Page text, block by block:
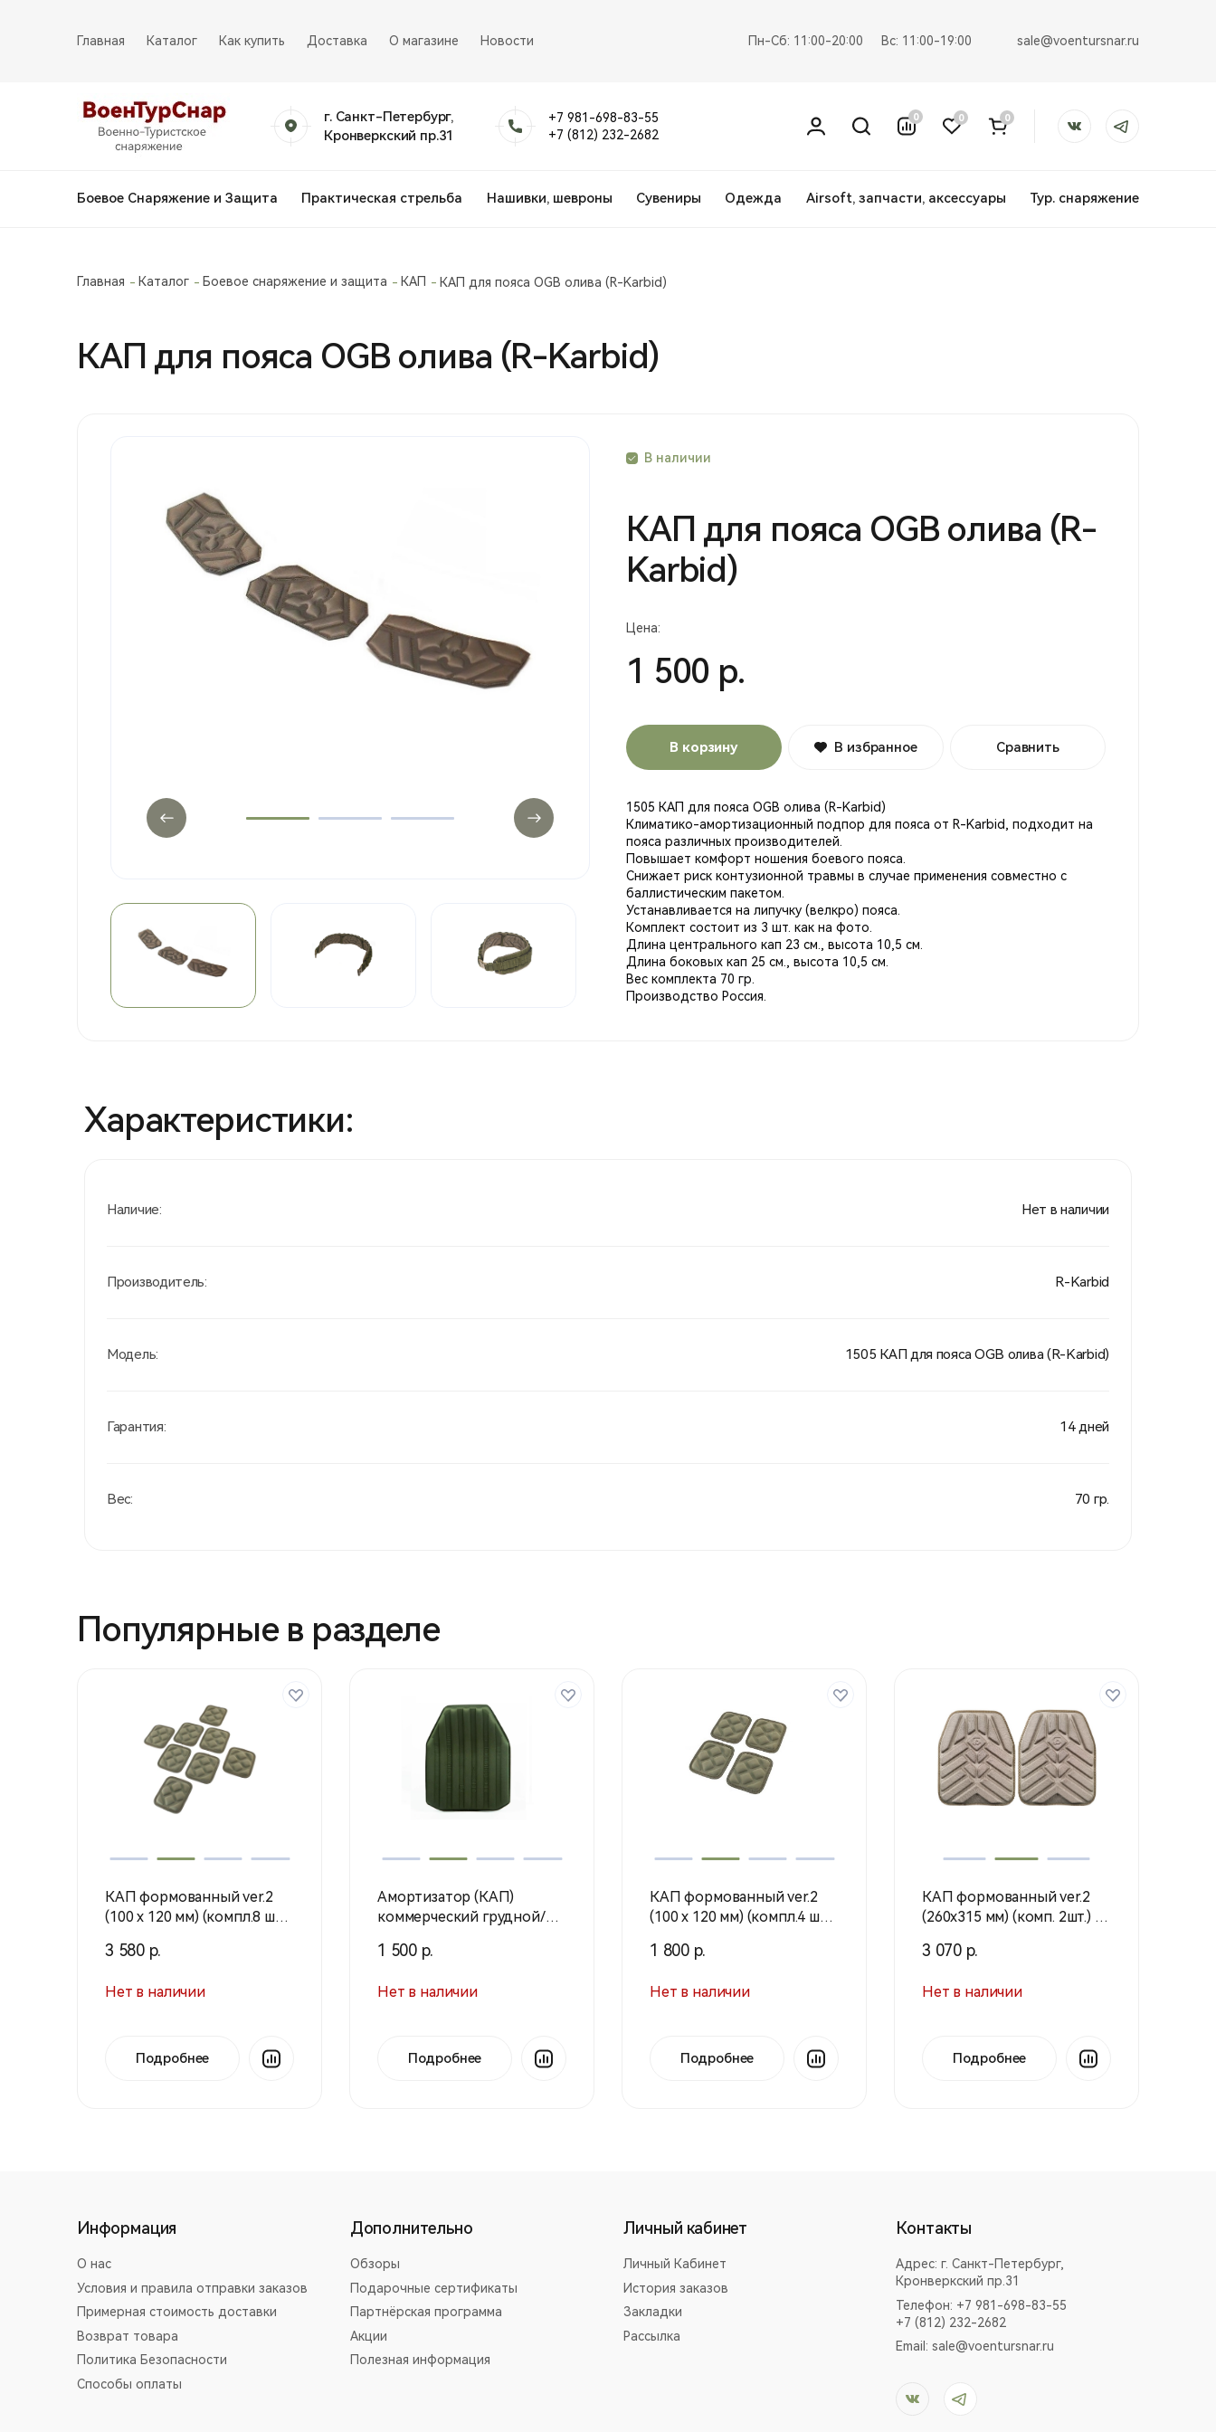
Главная Каталог Как купить Доставка О магазине Новости Пн-Сб: 11:00-20:00 Вс: 11:00-19:00 sale@voentursnar.ru
г. Санкт-Петербург,
Кронверкский пр.31
+7 981-698-83-55
+7 (812) 232-2682
0 0 0
Боевое Снаряжение и Защита Практическая стрельба Нашивки, шевроны Сувениры Одежда Airsoft, запчасти, аксессуары Тур. снаряжение
Главная Каталог Боевое снаряжение и защита КАП КАП для пояса OGB олива (R-Karbid)
КАП для пояса OGB олива (R-Karbid)
В наличии
КАП для пояса OGB олива (R-
Karbid)
Цена:
1 500 р.
В корзину В избранное Сравнить
1505 КАП для пояса OGB олива (R-Karbid)
Климатико-амортизационный подпор для пояса от R-Karbid, подходит на
пояса различных производителей.
Повышает комфорт ношения боевого пояса.
Снижает риск контузионной травмы в случае применения совместно с
баллистическим пакетом.
Устанавливается на липучку (велкро) пояса.
Комплект состоит из 3 шт. как на фото.
Длина центрального кап 23 см., высота 10,5 см.
Длина боковых кап 25 см., высота 10,5 см.
Вес комплекта 70 гр.
Производство Россия.
Характеристики:
Наличие: Нет в наличии
Производитель: R-Karbid
Модель: 1505 КАП для пояса OGB олива (R-Karbid)
Гарантия: 14 дней
Вес: 70 гр.
Популярные в разделе
КАП формованный ver.2
(100 х 120 мм) (компл.8 шт)
Profi)
3 580 р.
Нет в наличии
Подробнее
Амортизатор (КАП)
коммерческий грудной/
(Техинком)
1 500 р.
Нет в наличии
Подробнее
КАП формованный ver.2
(100 х 120 мм) (компл.4 шт)
Profi)
1 800 р.
Нет в наличии
Подробнее
КАП формованный ver.2
(260х315 мм) (комп. 2шт.) /
(Stich Profi)
3 070 р.
Нет в наличии
Подробнее
Информация
О нас
Условия и правила отправки заказов
Примерная стоимость доставки
Возврат товара
Политика Безопасности
Способы оплаты
Дополнительно
Обзоры
Подарочные сертификаты
Партнёрская программа
Акции
Полезная информация
Личный кабинет
Личный Кабинет
История заказов
Закладки
Рассылка
Контакты
Адрес:г. Санкт-Петербург,
Кронверкский пр.31
Телефон: +7 981-698-83-55
+7 (812) 232-2682
Email:sale@voentursnar.ru